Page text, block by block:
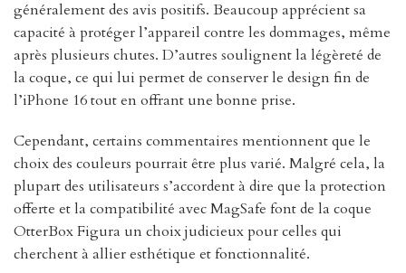
généralement des avis positifs. Beaucoup apprécient sa
capacité à protéger l’appareil contre les dommages, même
après plusieurs chutes. D’autres soulignent la légèreté de
la coque, ce qui lui permet de conserver le design fin de
l’iPhone 16 tout en offrant une bonne prise.
Cependant, certains commentaires mentionnent que le
choix des couleurs pourrait être plus varié. Malgré cela, la
plupart des utilisateurs s’accordent à dire que la protection
offerte et la compatibilité avec MagSafe font de la coque
OtterBox Figura un choix judicieux pour celles qui
cherchent à allier esthétique et fonctionnalité.